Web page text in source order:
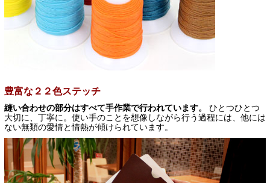
豊富な２２色ステッチ
縫い合わせの部分はすべて手作業で行われています。 ひとつひとつ
大切に、丁寧に。使い手のことを想像しながら行う過程には、他には
ない無類の愛情と情熱が傾けられています。